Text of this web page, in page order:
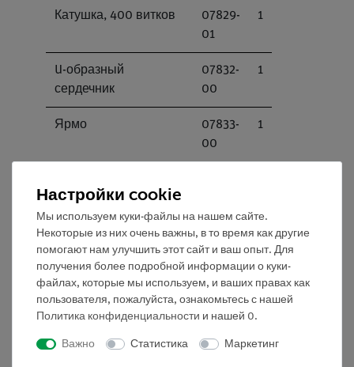
Катушка, 400 витков
07829-
01
1
U-образный
сердечник
07832-
00
1
Ярмо
07833-
00
1
Блок
электропроводки, G1
39120-
00
3
Соединительный
кабель, 32 А, красный,
различной длины
07360-
01
2
Настройки cookie
Мы используем куки-файлы на нашем сайте.
Некоторые из них очень важны, в то время как другие
помогают нам улучшить этот сайт и ваш опыт. Для
получения более подробной информации о куки-
файлах, которые мы используем, и ваших правах как
пользователя, пожалуйста, ознакомьтесь с нашей
Политика конфиденциальности и нашей 0.
Важно Статистика Маркетинг